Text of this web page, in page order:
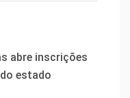
abre inscrições
estado